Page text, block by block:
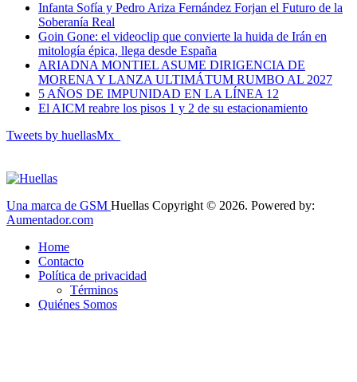
Infanta Sofía y Pedro Ariza Fernández Forjan el Futuro de la
Soberanía Real
Goin Gone: el videoclip que convierte la huida de Irán en
mitología épica, llega desde España
ARIADNA MONTIEL ASUME DIRIGENCIA DE
MORENA Y LANZA ULTIMÁTUM RUMBO AL 2027
5 AÑOS DE IMPUNIDAD EN LA LÍNEA 12
El AICM reabre los pisos 1 y 2 de su estacionamiento
Tweets by huellasMx_
Una marca de GSM Huellas Copyright © 2026. Powered by:
Aumentador.com
Home
Contacto
Política de privacidad
Términos
Quiénes Somos